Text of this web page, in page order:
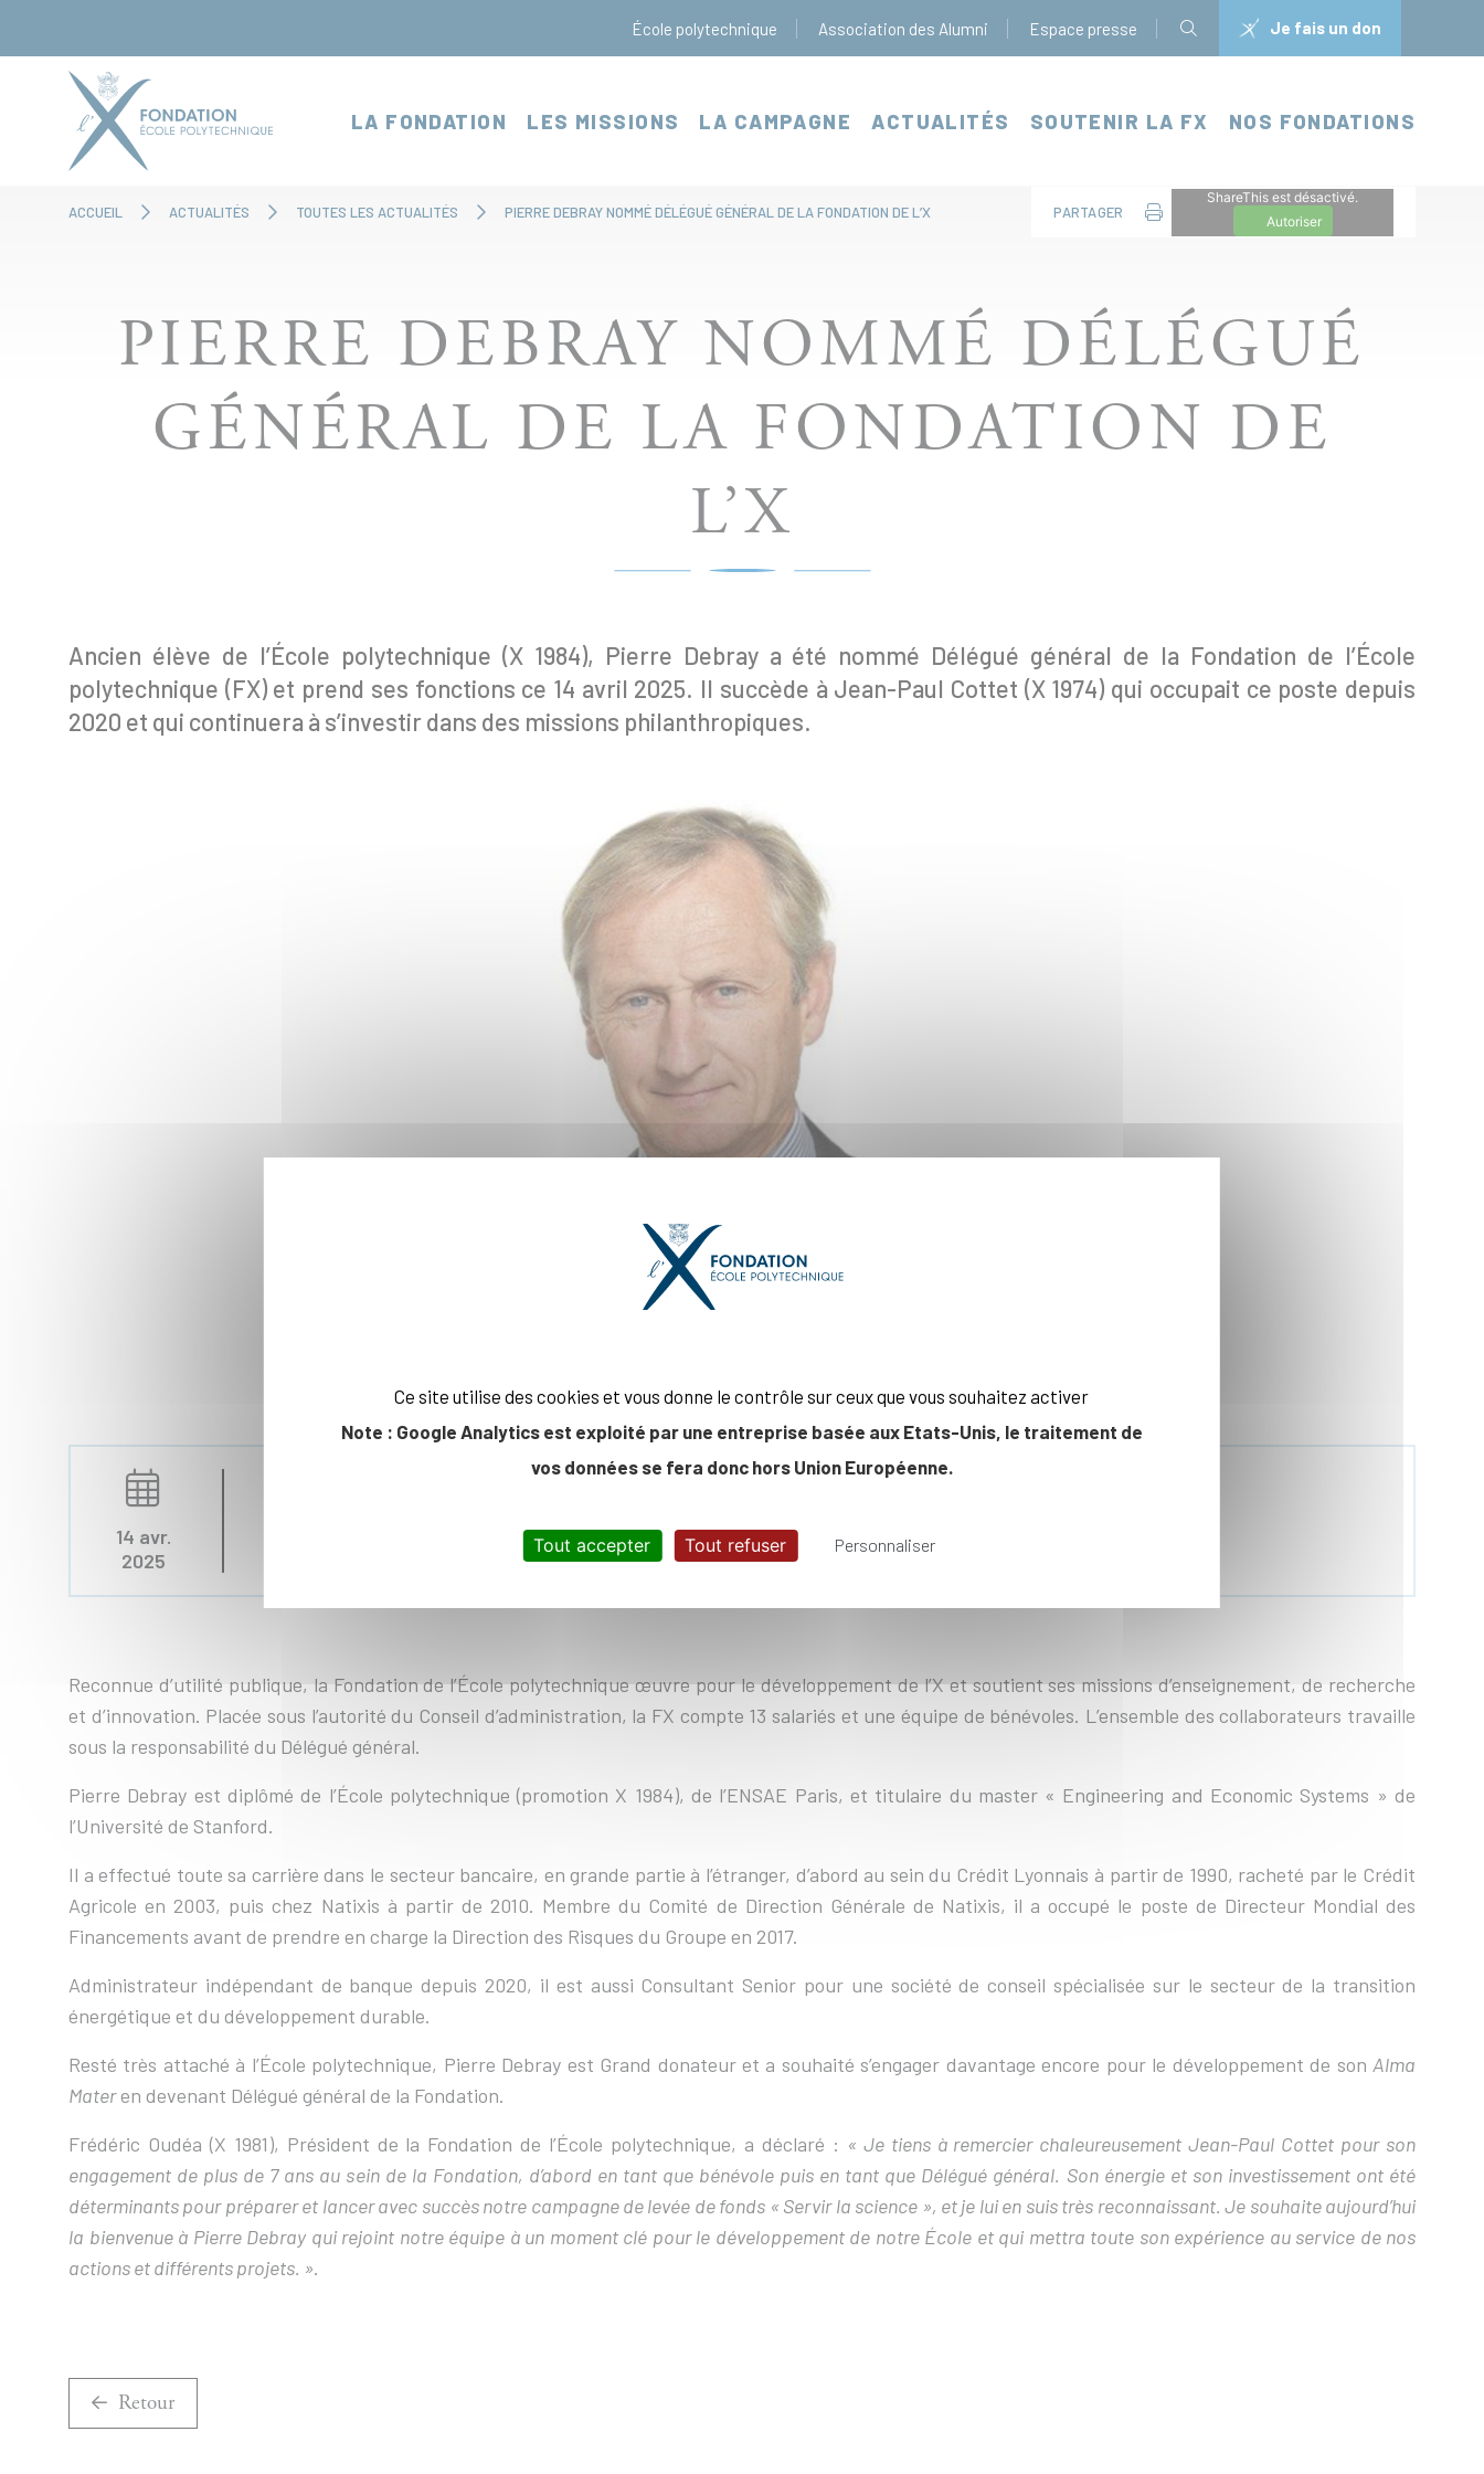
École polytechnique Association des Alumni Espace presse Je fais un don
LA FONDATION LES MISSIONS LA CAMPAGNE ACTUALITÉS SOUTENIR LA FX NOS FONDATIONS
ACCUEIL ACTUALITÉS TOUTES LES ACTUALITÉS PIERRE DEBRAY NOMMÉ DÉLÉGUÉ GÉNÉRAL DE LA FONDATION DE L’X PARTAGER
ShareThis est désactivé.
Autoriser
PIERRE DEBRAY NOMMÉ DÉLÉGUÉ
GÉNÉRAL DE LA FONDATION DE
L’X
Ancien élève de l’École polytechnique (X 1984), Pierre Debray a été nommé Délégué général de la Fondation de l’École
polytechnique (FX) et prend ses fonctions ce 14 avril 2025. Il succède à Jean-Paul Cottet (X 1974) qui occupait ce poste depuis
2020 et qui continuera à s’investir dans des missions philanthropiques.
Pierre Debray (X 1984), nouveau Délégué général de la FX
14 avr.
2025
Reconnue d’utilité publique, la Fondation de l’École polytechnique œuvre pour le développement de l’X et soutient ses missions d’enseignement, de recherche
et d’innovation. Placée sous l’autorité du Conseil d’administration, la FX compte 13 salariés et une équipe de bénévoles. L’ensemble des collaborateurs travaille
sous la responsabilité du Délégué général.
Pierre Debray est diplômé de l’École polytechnique (promotion X 1984), de l’ENSAE Paris, et titulaire du master « Engineering and Economic Systems » de
l’Université de Stanford.
Il a effectué toute sa carrière dans le secteur bancaire, en grande partie à l’étranger, d’abord au sein du Crédit Lyonnais à partir de 1990, racheté par le Crédit
Agricole en 2003, puis chez Natixis à partir de 2010. Membre du Comité de Direction Générale de Natixis, il a occupé le poste de Directeur Mondial des
Financements avant de prendre en charge la Direction des Risques du Groupe en 2017.
Administrateur indépendant de banque depuis 2020, il est aussi Consultant Senior pour une société de conseil spécialisée sur le secteur de la transition
énergétique et du développement durable.
Resté très attaché à l’École polytechnique, Pierre Debray est Grand donateur et a souhaité s’engager davantage encore pour le développement de son Alma
Materen devenant Délégué général de la Fondation.
Frédéric Oudéa (X 1981), Président de la Fondation de l’École polytechnique, a déclaré : « Je tiens à remercier chaleureusement Jean-Paul Cottet pour son
engagement de plus de 7 ans au sein de la Fondation, d’abord en tant que bénévole puis en tant que Délégué général. Son énergie et son investissement ont été
déterminants pour préparer et lancer avec succès notre campagne de levée de fonds « Servir la science », et je lui en suis très reconnaissant. Je souhaite aujourd’hui
la bienvenue à Pierre Debray qui rejoint notre équipe à un moment clé pour le développement de notre École et qui mettra toute son expérience au service de nos
actions et différents projets. ».
Retour
Ce site utilise des cookies et vous donne le contrôle sur ceux que vous souhaitez activer
Note : Google Analytics est exploité par une entreprise basée aux Etats-Unis, le traitement de
vos données se fera donc hors Union Européenne.
Tout accepter Tout refuser Personnaliser